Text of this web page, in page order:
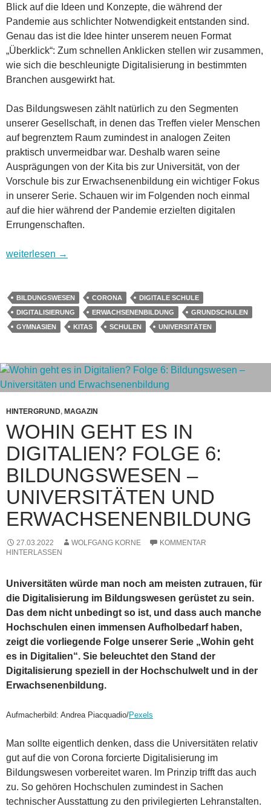
Blick auf die Ideen und Konzepte, die während der
Pandemie aus schlichter Notwendigkeit entstanden sind.
Genau das ist die Idee hinter unserem neuen Format
„Überklick“: Zum schnellen Anklicken stellen wir zusammen,
wie sich die beschleunigte Digitalisierung in bestimmten
Branchen ausgewirkt hat.
Das Bildungswesen zählt natürlich zu den Segmenten
unserer Gesellschaft, in denen das Treffen vieler Menschen
auf begrenztem Raum zumindest in analogen Zeiten
praktisch unvermeidbar war. Deshalb waren seine
Ausprägungen von der Kita bis zur Universität, von der
Vorschule bis zur Erwachsenenbildung ein wichtiger Fokus
in unserer Serie. Schauen wir im Folgenden noch einmal
auf die hier während der Pandemie erzielten digitalen
Errungenschaften.
Wohin geht es in Digitalien? Überklick 2: Bildungswesen
weiterlesen →
BILDUNGSWESEN CORONA
DIGITALE SCHULE
DIGITALISIERUNG
ERWACHSENENBILDUNG
GRUNDSCHULEN
GYMNASIEN
KITAS SCHULEN UNIVERSITÄTEN
HINTERGRUND, MAGAZIN
WOHIN GEHT ES IN
DIGITALIEN? FOLGE 6:
BILDUNGSWESEN –
UNIVERSITÄTEN UND
ERWACHSENENBILDUNG
27.03.2022 WOLFGANG KORNE
KOMMENTAR
HINTERLASSEN
Universitäten würde man noch am meisten zutrauen, für
die Digitalisierung im Bildungswesen gerüstet zu sein.
Das dem nicht unbedingt so ist, und dass auch manche
Hochschulen einen immensen Aufholbedarf haben,
zeigt die vorliegende Folge unserer Serie „Wohin geht
es in Digitalien“. Sie beleuchtet den Stand der
Digitalisierung speziell in der Hochschulwelt und in der
Erwachsenenbildung.
Aufmacherbild: Andrea Piacquadio/Pexels
Man sollte eigentlich denken, dass die Universitäten relativ
gut auf die von Corona forcierte Digitalisierung im
Bildungswesen vorbereitet waren. Im Prinzip trifft das auch
zu. So gehören Hochschulen zumindest in Sachen
technischer Ausstattung zu den privilegierten Lehranstalten.